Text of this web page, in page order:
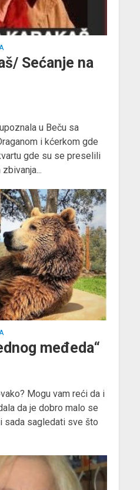
Sećanje na
u Beču sa
i kćerkom gde
gde su se preselili
međeda“
Mogu vam reći da i
da je dobro malo se
sada sagledati sve što